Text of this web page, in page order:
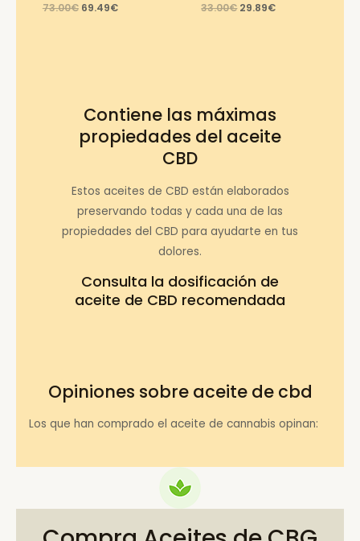
73.00€ Original
69.49€Current
33.00€ Original
29.89€Current
Contiene las máximas
propiedades del aceite
CBD
Estos aceites de CBD están elaborados
preservando todas y cada una de las
propiedades del CBD para ayudarte en tus
dolores.
Consulta la dosificación de
aceite de CBD recomendada
Opiniones sobre aceite de cbd
Los que han comprado el aceite de cannabis opinan: